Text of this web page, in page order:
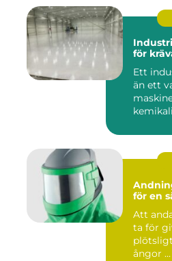
för
Ett
än ett
för en
Att
ta för
ångor ...